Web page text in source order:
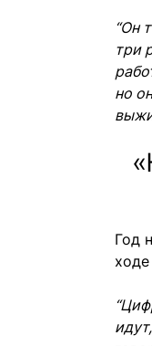
“Он
три
но
Год